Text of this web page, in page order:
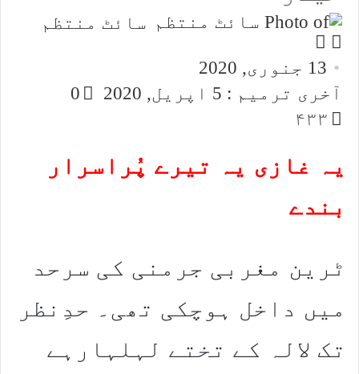
سائٹ منتظم
Follow
on
X
an
email
13 جنوری, 2020
آخری ترمیم : 5 اپریل, 2020
0
۴۳۳
یہ غازی یہ تیرے پُراسرار
بندے
ٹرین مغربی جرمنی کی سرحد
میں داخل ہوچکی تھی۔ حدِنظر
تک لالہ کے تختے لہلہارہے